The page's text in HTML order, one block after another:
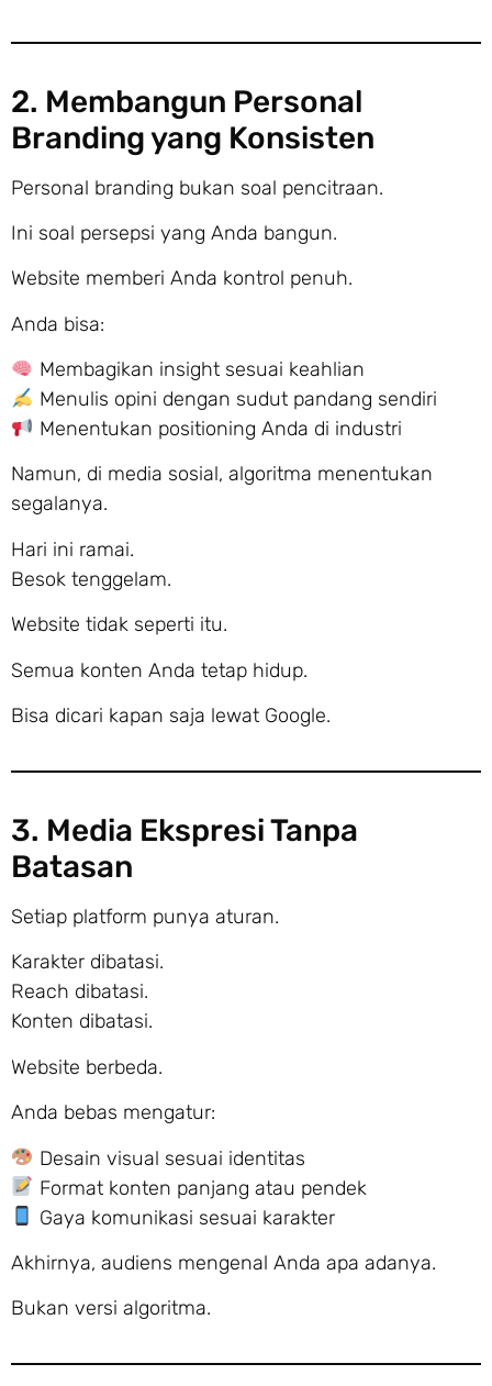
2. Membangun Personal
Branding yang Konsisten
Personal branding bukan soal pencitraan.
Ini soal persepsi yang Anda bangun.
Website memberi Anda kontrol penuh.
Anda bisa:
Membagikan insight sesuai keahlian
Menulis opini dengan sudut pandang sendiri
Menentukan positioning Anda di industri
Namun, di media sosial, algoritma menentukan
segalanya.
Hari ini ramai.
Besok tenggelam.
Website tidak seperti itu.
Semua konten Anda tetap hidup.
Bisa dicari kapan saja lewat Google.
3. Media Ekspresi Tanpa
Batasan
Setiap platform punya aturan.
Karakter dibatasi.
Reach dibatasi.
Konten dibatasi.
Website berbeda.
Anda bebas mengatur:
Desain visual sesuai identitas
Format konten panjang atau pendek
Gaya komunikasi sesuai karakter
Akhirnya, audiens mengenal Anda apa adanya.
Bukan versi algoritma.